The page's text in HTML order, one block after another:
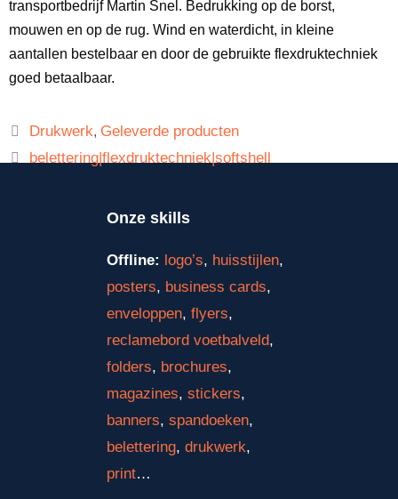
transport­bedrijf Martin Snel. Bedrukking op de borst,
mouwen en op de rug. Wind en waterdicht, in kleine
aantallen bestelbaar en door de gebruikte flexdruktechniek
goed betaalbaar.
Drukwerk, Geleverde producten
belettering|flexdruktechniek|softshell
Onze skills
Offline: logo’s, huisstijlen,
posters, business cards,
enveloppen, flyers,
reclamebord voetbalveld,
folders, brochures,
magazines, stickers,
banners, spandoeken,
belettering, drukwerk,
print…